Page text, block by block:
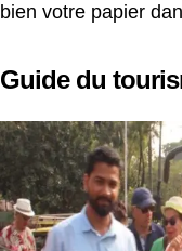
bien votre papier
Guide du